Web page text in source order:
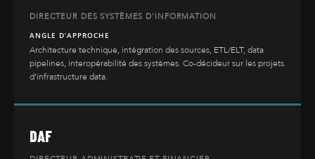
DIRECTEUR DES SYSTÈMES D’INFORMATION
ANGLE D’APPROCHE
Architecture technique, intégration des sources, ETL/ELT, data
pipelines, interopérabilité des systèmes. Co-décideur sur les projets
d’infrastructure data.
DAF